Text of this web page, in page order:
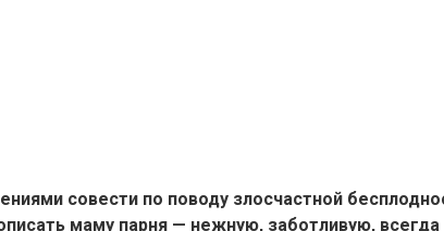
совести по поводу злосчастной
маму парня — нежную, заботливую,